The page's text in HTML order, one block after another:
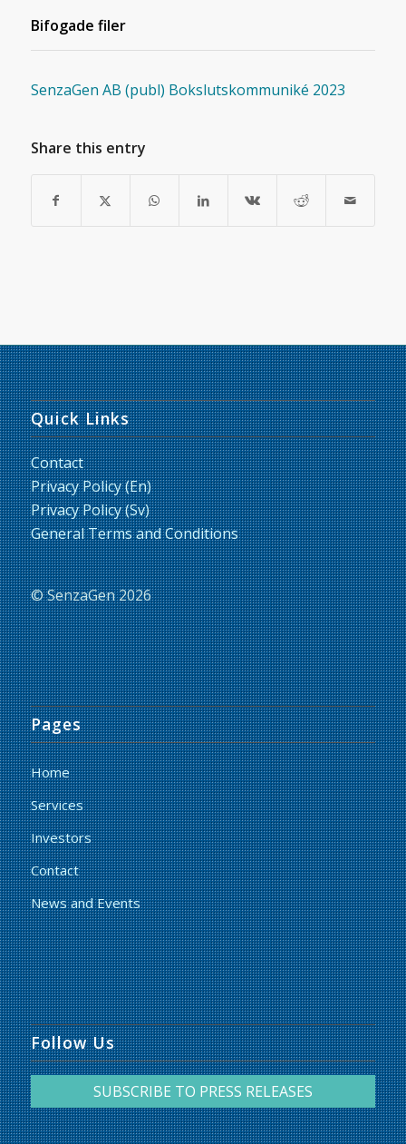
Bifogade filer
SenzaGen AB (publ) Bokslutskommuniké 2023
Share this entry
Quick Links
Contact
Privacy Policy (En)
Privacy Policy (Sv)
General Terms and Conditions
© SenzaGen 2026
Pages
Home
Services
Investors
Contact
News and Events
Follow Us
SUBSCRIBE TO PRESS RELEASES